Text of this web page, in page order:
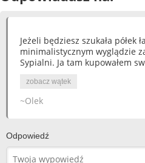
Jeżeli będziesz szukała półek
minimalistycznym wyglądzie
Sypialni. Ja tam kupowałem
zobacz wątek
~Olek
Odpowiedź